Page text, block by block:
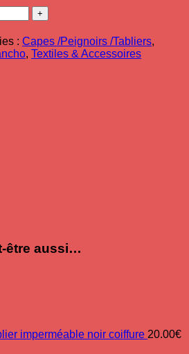
: Capes /Peignoirs /Tabliers,
, Textiles & Accessoires
être aussi…
imperméable noir coiffure 20.00€